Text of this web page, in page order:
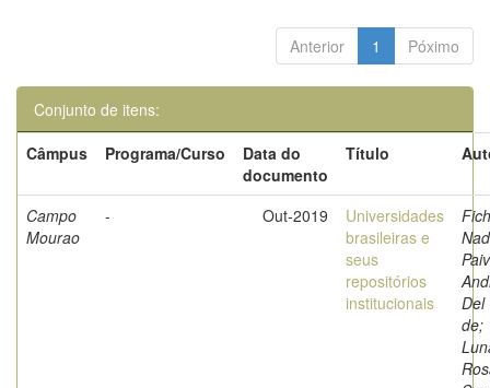
Anterior 1 Póximo
Conjunto de itens:
Câmpus
Programa/Curso
Data do
documento
Título
Campo
Mourao
- Out-2019
Universidades
brasileiras e
seus
repositórios
institucionais
Del
de;